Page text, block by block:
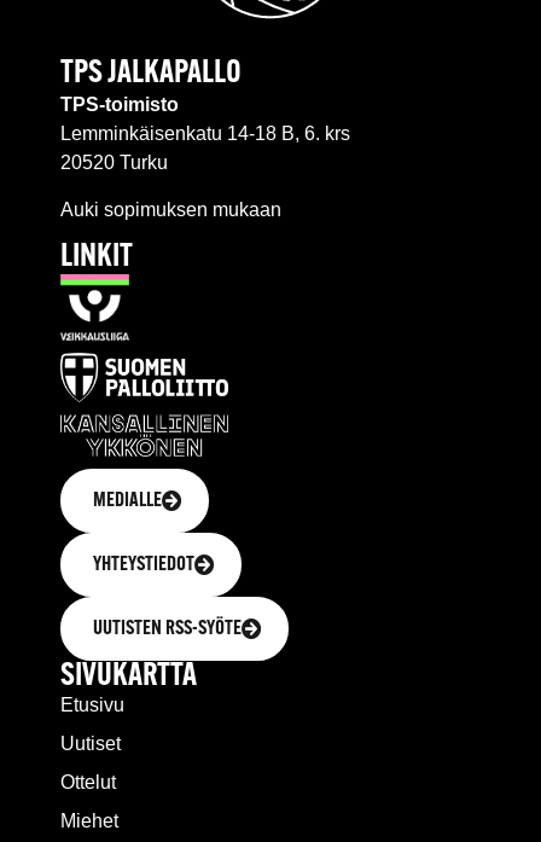
TPS JALKAPALLO
TPS-toimisto
Lemminkäisenkatu 14-18 B, 6. krs
20520 Turku
Auki sopimuksen mukaan
LINKIT
MEDIALLE
YHTEYSTIEDOT
UUTISTEN RSS-SYÖTE
SIVUKARTTA
Etusivu
Uutiset
Ottelut
Miehet